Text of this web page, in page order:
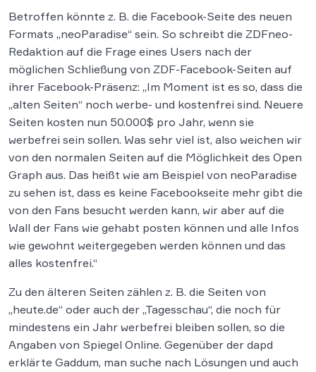
Betroffen könnte z. B. die Facebook-Seite des neuen
Formats „neoParadise“ sein. So schreibt die ZDFneo-
Redaktion auf die Frage eines Users nach der
möglichen Schließung von ZDF-Facebook-Seiten auf
ihrer Facebook-Präsenz: „Im Moment ist es so, dass die
„alten Seiten“ noch werbe- und kostenfrei sind. Neuere
Seiten kosten nun 50.000$ pro Jahr, wenn sie
werbefrei sein sollen. Was sehr viel ist, also weichen wir
von den normalen Seiten auf die Möglichkeit des Open
Graph aus. Das heißt wie am Beispiel von neoParadise
zu sehen ist, dass es keine Facebookseite mehr gibt die
von den Fans besucht werden kann, wir aber auf die
Wall der Fans wie gehabt posten können und alle Infos
wie gewohnt weitergegeben werden können und das
alles kostenfrei.“
Zu den älteren Seiten zählen z. B. die Seiten von
„heute.de“ oder auch der „Tagesschau“, die noch für
mindestens ein Jahr werbefrei bleiben sollen, so die
Angaben von Spiegel Online. Gegenüber der dapd
erklärte Gaddum, man suche nach Lösungen und auch